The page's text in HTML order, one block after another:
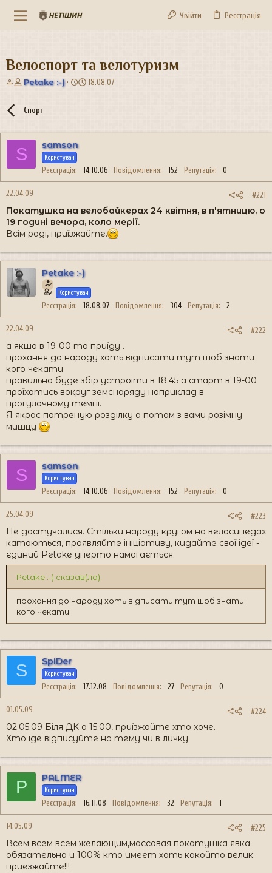
Увійти Реєстрація
Велоспорт та велотуризм
А
о
т
е
м
и
Petake :-)
Д
т
р
е
я
18.08.07
Спорт
S samson
Користувач
Реєстрація 14.10.06 Повідомлення 152 Репутація 0
22.04.09 #221
Покатушка на велобайкерах 24 квітня, в п'ятницю, о
19 годині вечора, коло мерії.
Всім раді, приїзжайте.
Petake :-)
Користувач
Реєстрація 18.08.07 Повідомлення 304 Репутація 2
22.04.09 #222
а якшо в 19-00 то приїду .
прохання до народу хоть відписати тут шоб знати
кого чекати
правильно буде збір устроїти в 18.45 а старт в 19-00
проїхатись вокруг земснаряду наприклад в
прогулочному темпі.
Я якрас потреную розділку а потом з вами розімну
мишцу
S samson
Користувач
Реєстрація 14.10.06 Повідомлення 152 Репутація 0
25.04.09 #223
Не достучалися. Стільки народу кругом на велосипедах
катаються, проявляйте ініціативу, кидайте свої ідеї -
єдиний Petake уперто намагається.
Petake :-) сказав(ла):
прохання до народу хоть відписати тут шоб знати
кого чекати
S SpiDer
Користувач
Реєстрація 17.12.08 Повідомлення 27 Репутація 0
01.05.09 #224
02.05.09 Біля ДК о 15.00, приїзжайте хто хоче.
Хто їде відписуйте на тему чи в личку
P PALMER
Користувач
Реєстрація 16.11.08 Повідомлення 32 Репутація 1
14.05.09 #225
Всем всем всем желающим,массовая покатушка явка
обязательна и 100% кто имеет хоть какойто велик
приезжайте!!!